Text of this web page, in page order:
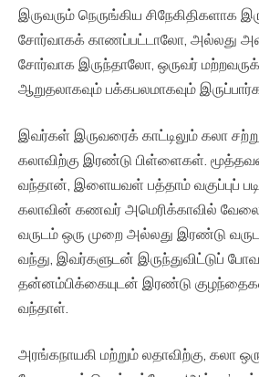
இருவரும் நெருங்கிய சிநேகிதிகளாக
சோர்வாகக் காணப்பட்டாலோ, அல்லது
சோர்வாக இருந்தாலோ, ஒருவர்
ஆறுதலாகவும் பக்கபலமாகவும்
இவர்கள் இருவரைக் காட்டிலும் கலா
கலாவிற்கு இரண்டு பிள்ளைகள். மூத்தவன்
வந்தான், இளையவள் பத்தாம் வகுப்புப்
கலாவின் கணவர் அமெரிக்காவில்
வருடம் ஒரு முறை அல்லது இரண்டு
வந்து, இவர்களுடன் இருந்துவிட்டுப்
தன்னம்பிக்கையுடன் இரண்டு
வந்தாள்.
அரங்கநாயகி மற்றும் லதாவிற்கு, கலா